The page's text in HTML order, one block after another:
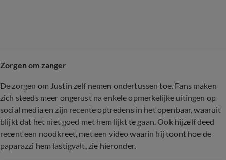
Zorgen om zanger
De zorgen om Justin zelf nemen ondertussen toe. Fans maken
zich steeds meer ongerust na enkele opmerkelijke uitingen op
social media en zijn recente optredens in het openbaar, waaruit
blijkt dat het niet goed met hem lijkt te gaan. Ook hijzelf deed
recent een noodkreet, met een video waarin hij toont hoe de
paparazzi hem lastigvalt, zie hieronder.